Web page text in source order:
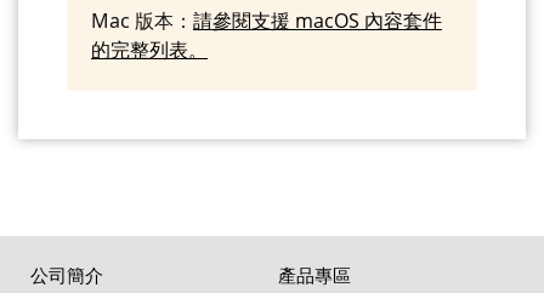
13. Sound Effect - BOING Synthetic Drum
14. Sound Effect - CARTOON Mouth Glug
02
Mac 版本： 請參閱支援 macOS 內容套件
的完整列表。
公司簡介 產品專區